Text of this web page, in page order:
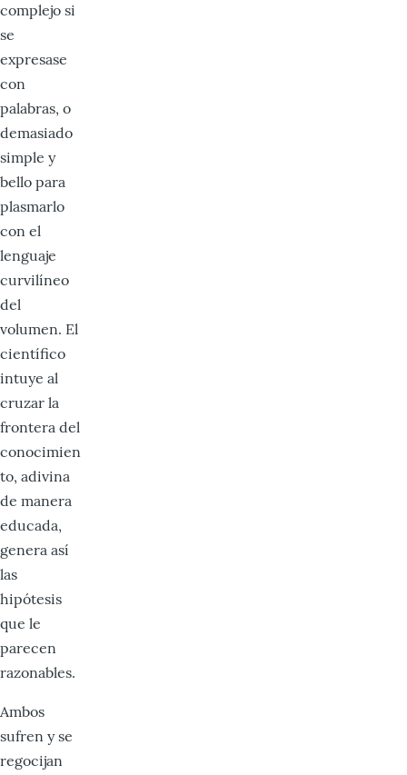
complejo si
se
expresase
con
palabras, o
demasiado
simple y
bello para
plasmarlo
con el
lenguaje
curvilíneo
del
volumen. El
científico
intuye al
cruzar la
frontera del
conocimien
to, adivina
de manera
educada,
genera así
las
hipótesis
que le
parecen
razonables.
Ambos
sufren y se
regocijan